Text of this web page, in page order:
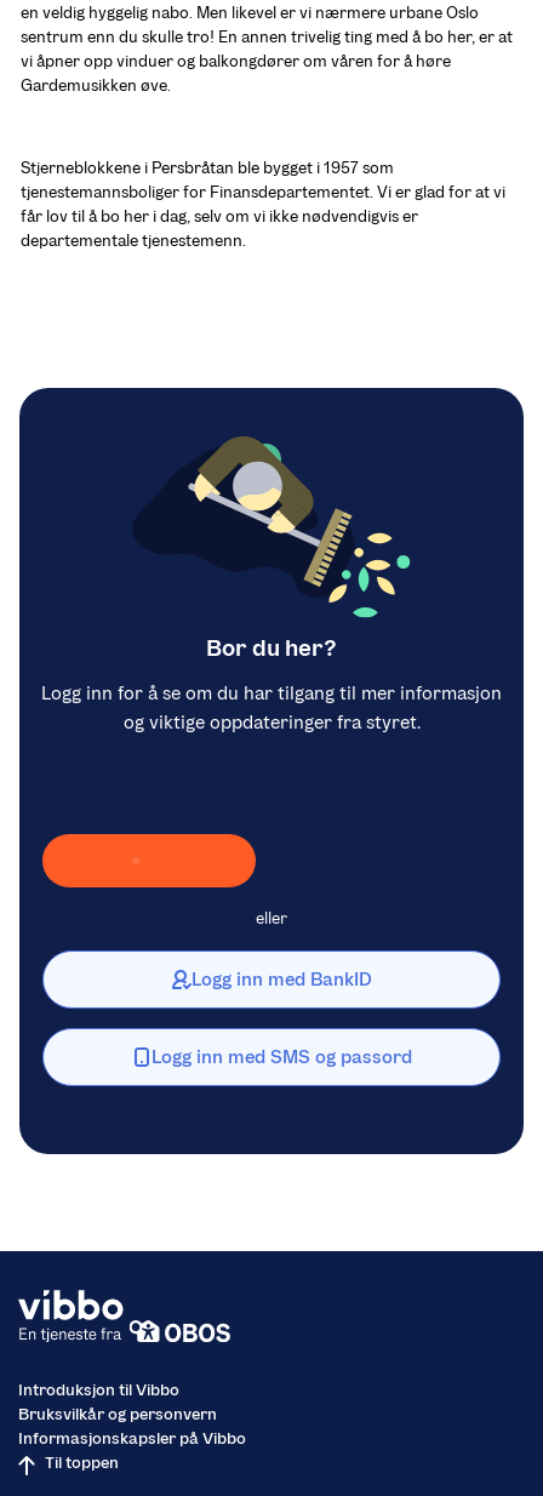
en veldig hyggelig nabo. Men likevel er vi nærmere urbane Oslo
sentrum enn du skulle tro! En annen trivelig ting med å bo her, er at
vi åpner opp vinduer og balkongdører om våren for å høre
Gardemusikken øve.
Stjerneblokkene i Persbråtan ble bygget i 1957 som
tjenestemannsboliger for Finansdepartementet. Vi er glad for at vi
får lov til å bo her i dag, selv om vi ikke nødvendigvis er
departementale tjenestemenn.
Bor du her?
Logg inn for å se om du har tilgang til mer informasjon
og viktige oppdateringer fra styret.
Laster inn Vipps …
eller
Logg inn med BankID
Logg inn med SMS og passord
Introduksjon til Vibbo
Bruksvilkår og personvern
Informasjonskapsler på Vibbo
Til toppen